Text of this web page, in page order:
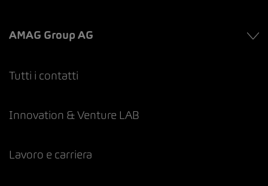
AMAG Group AG
Tutti i contatti
Innovation & Venture LAB
Lavoro e carriera